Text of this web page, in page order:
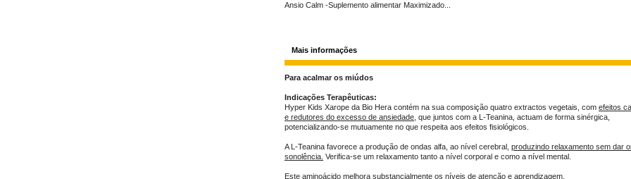
Ansio Calm -Suplemento alimentar Maximizado...
Mais informações
Para acalmar os miúdos
Indicações Terapêuticas:
Hyper Kids Xarope da Bio Hera contém na sua composição quatro extractos vegetais, com efeitos
e redutores do excesso de ansiedade , que juntos com a L-Teanina, actuam de forma sinérgica,
potencializando-se mutuamente no que respeita aos efeitos fisiológicos.
A L-Teanina favorece a produção de ondas alfa, ao nível cerebral, produzindo relaxamento sem dar
sonolência. Verifica-se um relaxamento tanto a nível corporal e como a nível mental.
Este aminoácido melhora substancialmente os níveis de atenção e aprendizagem.